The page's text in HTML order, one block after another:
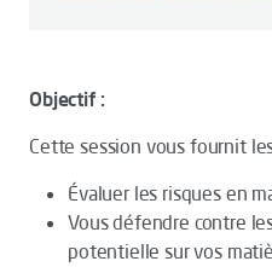
Objectif :
Cette session vous fournit
Évaluer les risques en
Vous défendre contre
potentielle sur vos